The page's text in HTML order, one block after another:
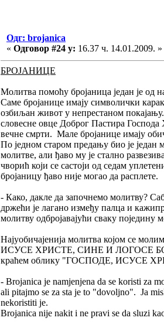
Одг: brojanica
« Одговор #24 у: 16.37 ч. 14.01.2009. »
БРОЈАНИЦЕ
Молитва помоћу бројаница један је од
Саме бројанице имају символички
озбиљан живот у непрестаном
словесне овце Доброг Пастира Господа
вечне смрти. Мале бројанице имају
По једном старом предању био је један
молитве, али ђаво му је стално
чворић који се састоји од седам
бројаницу ђаво није могао да расплете.
- Како, дакле да започнемо молитву?
држећи је лагано између палца и
молитву одбројавајући сваку поједину
Најуобичајенија молитва којом се
ИСУСЕ ХРИСТЕ, СИНЕ И ЛОГОСЕ
краћем облику "ГОСПОДЕ,
- Brojanica je namjenjena da se koristi za
ali pitajmo se za sta je to "dovoljno". Ja
nekoristiti je.
Brojanica nije nakit i ne pravi se da sluzi